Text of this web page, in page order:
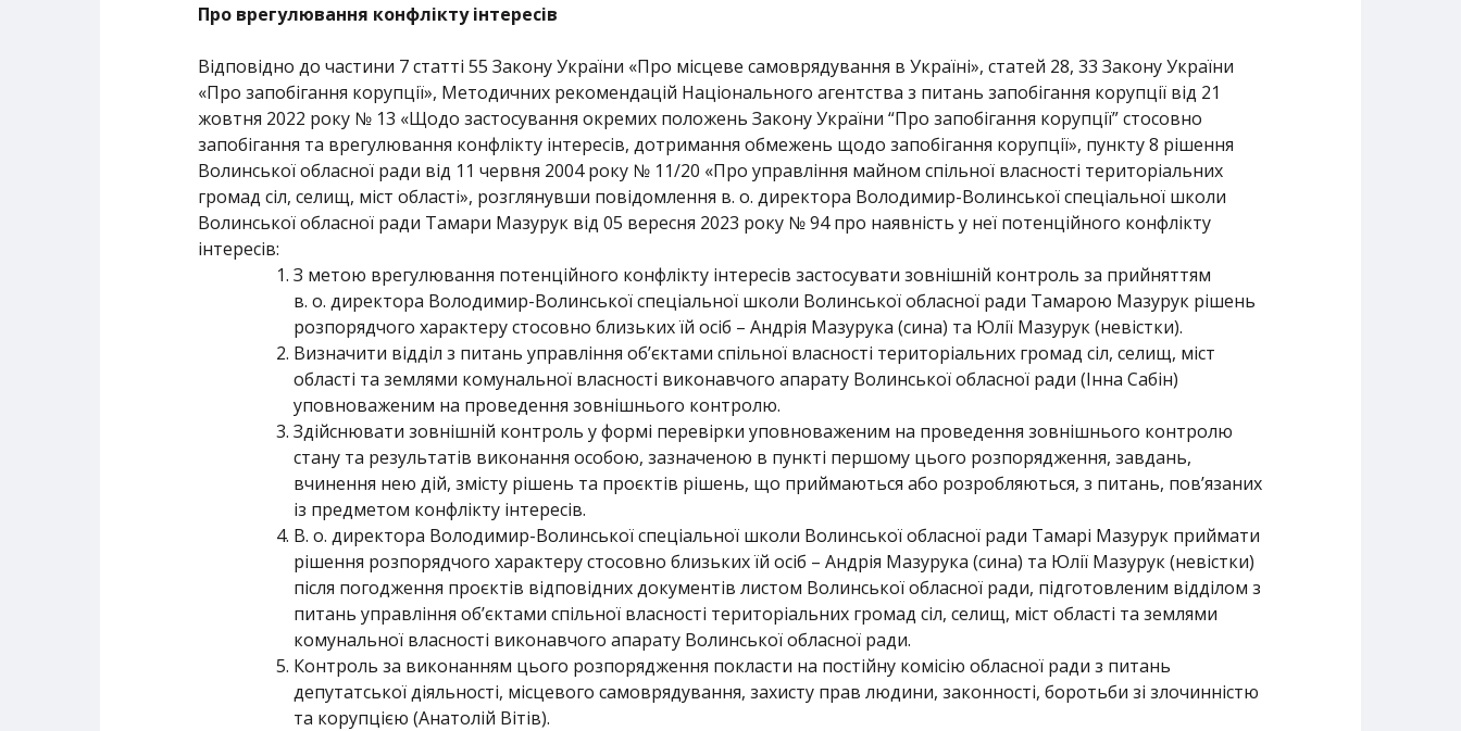
Про врегулювання конфлікту інтересів
Відповідно до частини 7 статті 55 Закону України «Про місцеве самоврядування в Україні», статей 28, 33 Закону України
«Про запобігання корупції», Методичних рекомендацій Національного агентства з питань запобігання корупції від 21
жовтня 2022 року № 13 «Щодо застосування окремих положень Закону України “Про запобігання корупції” стосовно
запобігання та врегулювання конфлікту інтересів, дотримання обмежень щодо запобігання корупції», пункту 8 рішення
Волинської обласної ради від 11 червня 2004 року № 11/20 «Про управління майном спільної власності територіальних
громад сіл, селищ, міст області», розглянувши повідомлення в. о. директора Володимир-Волинської спеціальної школи
Волинської обласної ради Тамари Мазурук від 05 вересня 2023 року № 94 про наявність у неї потенційного конфлікту
інтересів:
З метою врегулювання потенційного конфлікту інтересів застосувати зовнішній контроль за прийняттям
в. о. директора Володимир-Волинської спеціальної школи Волинської обласної ради Тамарою Мазурук рішень
розпорядчого характеру стосовно близьких їй осіб – Андрія Мазурука (сина) та Юлії Мазурук (невістки).
Визначити відділ з питань управління об’єктами спільної власності територіальних громад сіл, селищ, міст
області та землями комунальної власності виконавчого апарату Волинської обласної ради (Інна Сабін)
уповноваженим на проведення зовнішнього контролю.
Здійснювати зовнішній контроль у формі перевірки уповноваженим на проведення зовнішнього контролю
стану та результатів виконання особою, зазначеною в пункті першому цього розпорядження, завдань,
вчинення нею дій, змісту рішень та проєктів рішень, що приймаються або розробляються, з питань, пов’язаних
із предметом конфлікту інтересів.
В. о. директора Володимир-Волинської спеціальної школи Волинської обласної ради Тамарі Мазурук приймати
рішення розпорядчого характеру стосовно близьких їй осіб – Андрія Мазурука (сина) та Юлії Мазурук (невістки)
після погодження проєктів відповідних документів листом Волинської обласної ради, підготовленим відділом з
питань управління об’єктами спільної власності територіальних громад сіл, селищ, міст області та землями
комунальної власності виконавчого апарату Волинської обласної ради.
Контроль за виконанням цього розпорядження покласти на постійну комісію обласної ради з питань
депутатської діяльності, місцевого самоврядування, захисту прав людини, законності, боротьби зі злочинністю
та корупцією (Анатолій Вітів).